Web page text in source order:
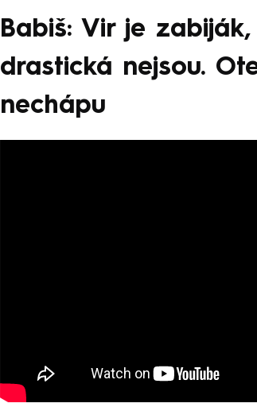
Babiš: Vir je
drastická nejsou.
nechápu